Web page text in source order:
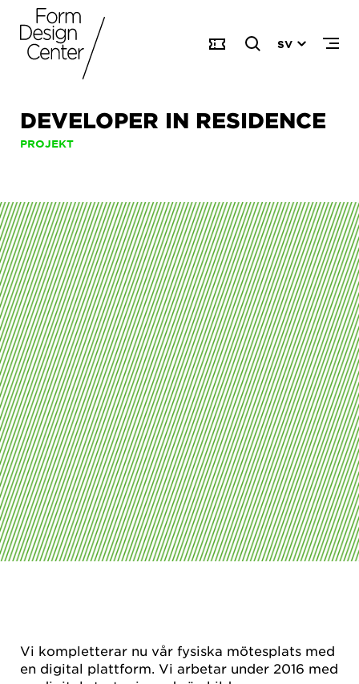
SV
DEVELOPER IN RESIDENCE
PROJEKT
Vi kompletterar nu vår fysiska mötesplats med
en digital plattform. Vi arbetar under 2016 med